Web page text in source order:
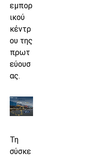
εμπορ
ικού
κέντρ
ου της
πρωτ
εύουσ
ας.
Τη
σύσκε